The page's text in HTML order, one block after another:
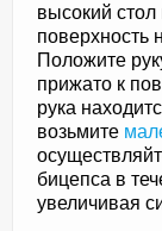
высокий
поверхность
Положите
прижато к
рука
возьмите
бицепса в
увеличивая